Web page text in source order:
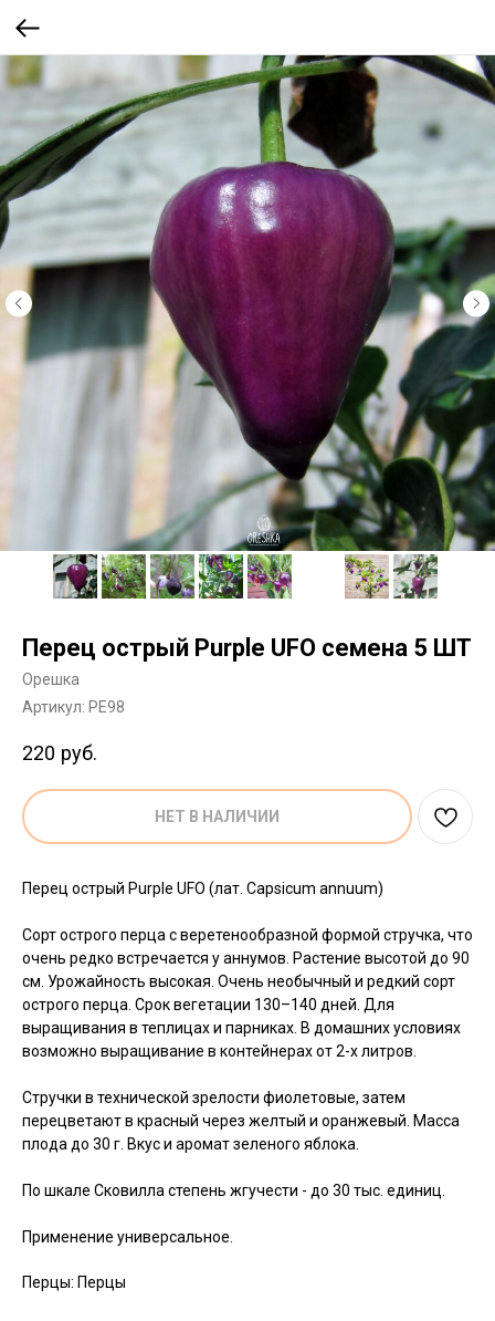
Перец острый Purple UFO семена 5 ШТ
Орешка
Артикул: PE98
220 руб.
НЕТ В НАЛИЧИИ
Перец острый Purple UFO (лат. Capsicum annuum)
Сорт острого перца с веретенообразной формой стручка, что
очень редко встречается у аннумов. Растение высотой до 90
см. Урожайность высокая. Очень необычный и редкий сорт
острого перца. Срок вегетации 130–140 дней. Для
выращивания в теплицах и парниках. В домашних условиях
возможно выращивание в контейнерах от 2-х литров.
Стручки в технической зрелости фиолетовые, затем
перецветают в красный через желтый и оранжевый. Масса
плода до 30 г. Вкус и аромат зеленого яблока.
По шкале Сковилла степень жгучести - до 30 тыс. единиц.
Применение универсальное.
Перцы: Перцы